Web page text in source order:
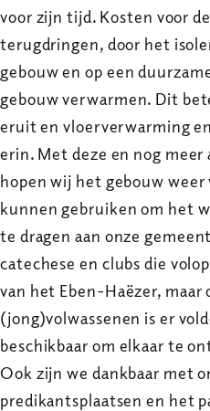
voor zijn tijd. Kosten voor
terugdringen, door het
gebouw en op een
gebouw verwarmen. Dit
eruit en vloerverwarming
erin. Met deze en nog meer
hopen wij het gebouw weer
kunnen gebruiken om het
te dragen aan onze
catechese en clubs die
van het Eben-Haëzer, maar
(jong)volwassenen is er
beschikbaar om elkaar te
Ook zijn we dankbaar met
predikantsplaatsen en het